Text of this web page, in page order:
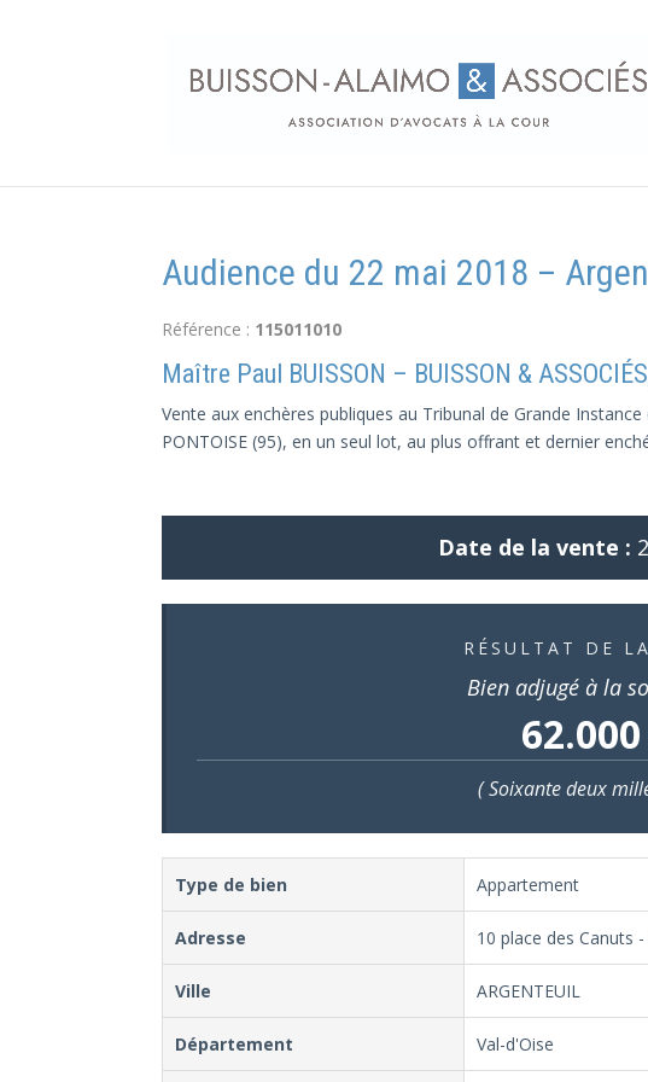
Audience du 22 mai 2018 –
Référence : 115011010
Maître Paul BUISSON – BUISSON &
Vente aux enchères publiques au Tribunal de Grande
PONTOISE (95), en un seul lot, au plus offrant et dernier
Date de la vente :
RÉSULTAT DE
Bien adjugé à la
( Soixante deux
Type de bien Appartement
Adresse 10 place des Canuts
Ville ARGENTEUIL
Département Val-d'Oise